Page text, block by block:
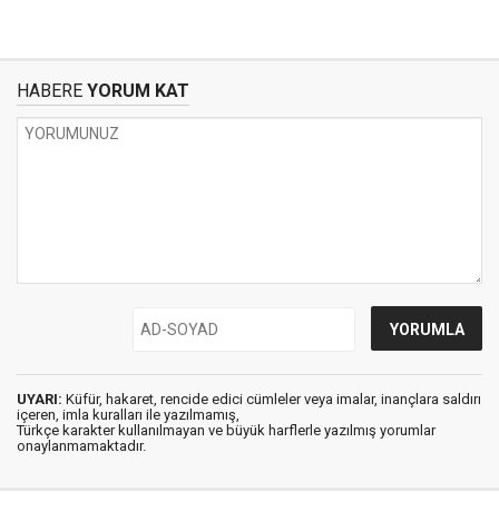
HABERE YORUM KAT
UYARI: Küfür, hakaret, rencide edici cümleler veya imalar, inançlara saldırı
içeren, imla kuralları ile yazılmamış,
Türkçe karakter kullanılmayan ve büyük harflerle yazılmış yorumlar
onaylanmamaktadır.